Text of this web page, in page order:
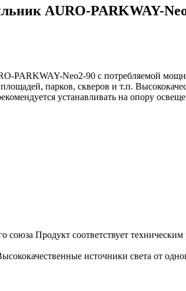
AURO-PARKWAY-
PARKWAY-Neo2-90 с потребляемой
парков, скверов и т.п.
устанавливать на опору
союза Продукт соответствует
источники света от